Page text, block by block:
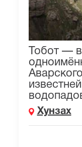
Тобот —
Хунзах